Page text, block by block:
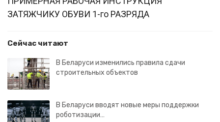
ЗАТЯЖЧИКУ ОБУВИ 1-го РАЗРЯДА
Сейчас читают
В Беларуси изменились правила сдачи
строительных объектов
В Беларуси вводят новые меры поддержки
роботизации…